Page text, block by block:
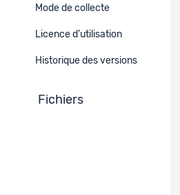
Mode de collecte
Licence d’utilisation
Historique des versions
Fichiers